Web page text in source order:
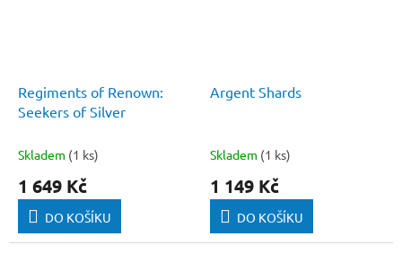
Regiments of Renown:
Seekers of Silver
Skladem (1 ks)
1 649 Kč
DO KOŠÍKU
Argent Shards
Skladem (1 ks)
1 149 Kč
DO KOŠÍKU